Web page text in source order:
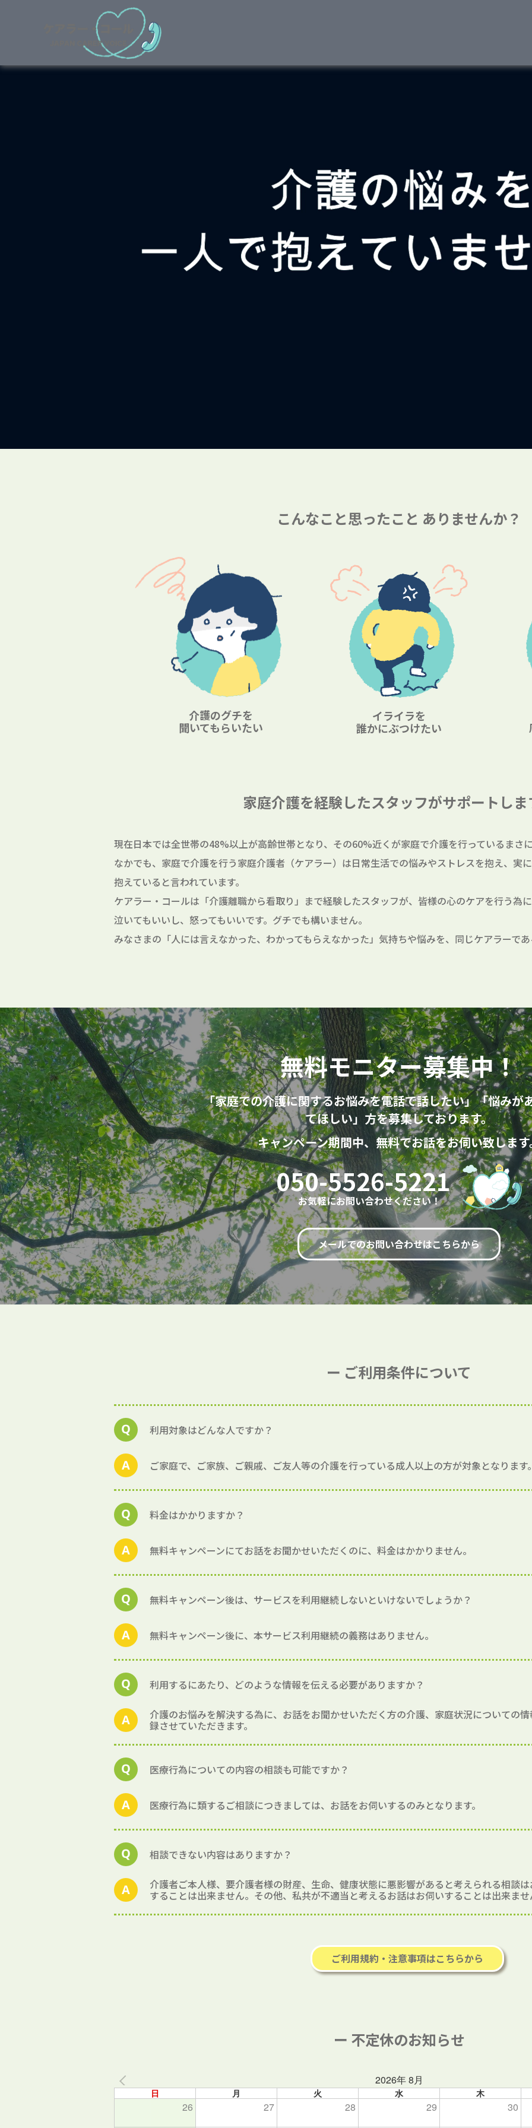
こんなこと思ったこと ありませんか？
介護のグチを
聞いてもらいたい
イライラを
誰かにぶつけたい
家庭介護を経験したスタッフがサポートしま
現在日本では全世帯の48%以上が高齢世帯となり、その60%近くが家庭で介護を行っているまさ
なかでも、家庭で介護を行う家庭介護者（ケアラー）は日常生活での悩みやストレスを抱え、実
抱えていると言われています。
ケアラー・コールは「介護離職から看取り」まで経験したスタッフが、皆様の心のケアを行う為
泣いてもいいし、怒ってもいいです。グチでも構いません。
みなさまの「人には言えなかった、わかってもらえなかった」気持ちや悩みを、同じケアラーで
無料モニター募集中！
「家庭での介護に関するお悩みを電話で話したい」「悩みが
てほしい」方を募集しております。
キャンペーン期間中、無料でお話をお伺い致します
050-5526-5221
お気軽にお問い合わせください！
メールでのお問い合わせはこちらから
ー ご利用条件について
利用対象はどんな人ですか？
ご家庭で、ご家族、ご親戚、ご友人等の介護を行っている成人以上の方が対象となります
料金はかかりますか？
無料キャンペーンにてお話をお聞かせいただくのに、料金はかかりません。
無料キャンペーン後は、サービスを利用継続しないといけないでしょうか？
無料キャンペーン後に、本サービス利用継続の義務はありません。
利用するにあたり、どのような情報を伝える必要がありますか？
介護のお悩みを解決する為に、お話をお聞かせいただく方の介護、家庭状況についての
録させていただきます。
医療行為についての内容の相談も可能ですか？
医療行為に類するご相談につきましては、お話をお伺いするのみとなります。
相談できない内容はありますか？
介護者ご本人様、要介護者様の財産、生命、健康状態に悪影響があると考えられる相談
することは出来ません。その他、私共が不適当と考えるお話はお伺いすることは出来ま
ご利用規約・注意事項はこちらから
ー 不定休のお知らせ
2026年 8月
日 月 火 水 木
26 27 28 29 30